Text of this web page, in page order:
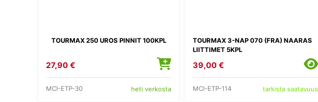
TOURMAX 250 UROS PINNIT 100KPL
27,90 €
MCI-ETP-30 heti verkosta
TOURMAX 3-NAP 070 (FRA) NAARAS
LIITTIMET 5KPL
39,00 €
MCI-ETP-114 tarkista saatavuus